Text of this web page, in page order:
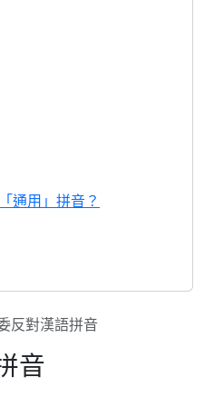
通用」拼音？
反對漢語拼音
音